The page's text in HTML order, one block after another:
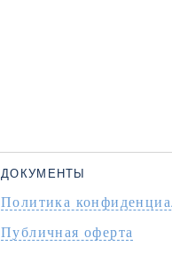
ДОКУМЕНТЫ
Политика
Публичная оферта